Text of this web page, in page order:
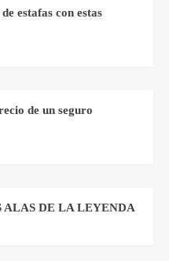
estafas con estas
de un seguro
ALAS DE LA LEYENDA